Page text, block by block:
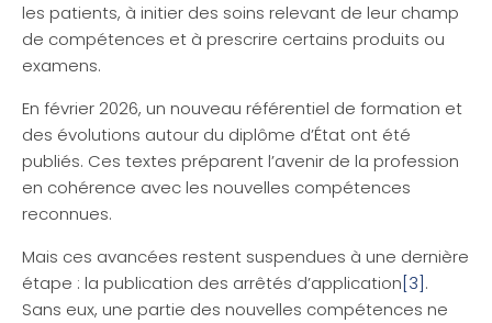
les patients, à initier des soins relevant de leur champ
de compétences et à prescrire certains produits ou
examens.
En février 2026, un nouveau référentiel de formation et
des évolutions autour du diplôme d’État ont été
publiés. Ces textes préparent l’avenir de la profession
en cohérence avec les nouvelles compétences
reconnues.
Mais ces avancées restent suspendues à une dernière
étape : la publication des arrêtés d’application[3].
Sans eux, une partie des nouvelles compétences ne